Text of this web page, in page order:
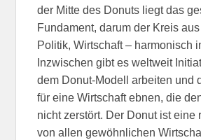
der Mitte des Donuts liegt das
Fundament, darum der Kreis
Politik, Wirtschaft – harmonisch
Inzwischen gibt es weltweit
dem Donut-Modell arbeiten und
für eine Wirtschaft ebnen, die
nicht zerstört. Der Donut ist eine
von allen gewöhnlichen